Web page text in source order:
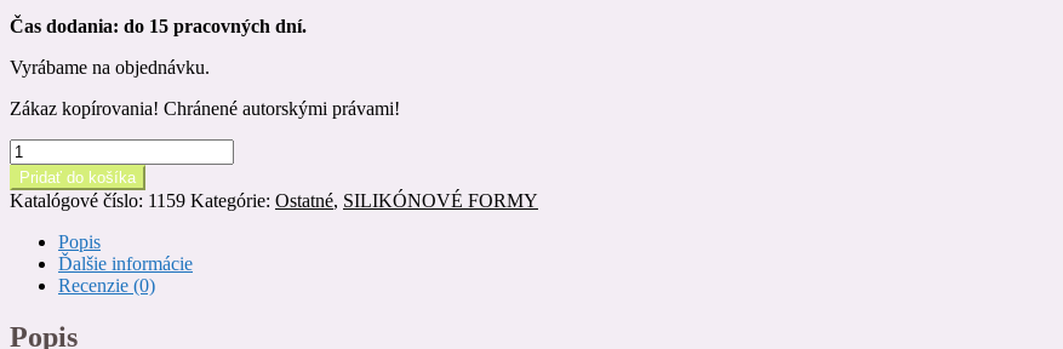
Čas dodania: do 15 pracovných dní.
Vyrábame na objednávku.
Zákaz kopírovania! Chránené autorskými právami!
množstvo
Silikónová
forma
HRÍBIK
(dubák)
Pridať do košíka
Katalógové číslo: 1159 Kategórie: Ostatné, SILIKÓNOVÉ FORMY
Popis
Ďalšie informácie
Recenzie (0)
Popis